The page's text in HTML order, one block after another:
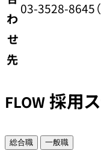
わ
せ
先
03-3528-8645（
FLOW 採用
総合職 一般職